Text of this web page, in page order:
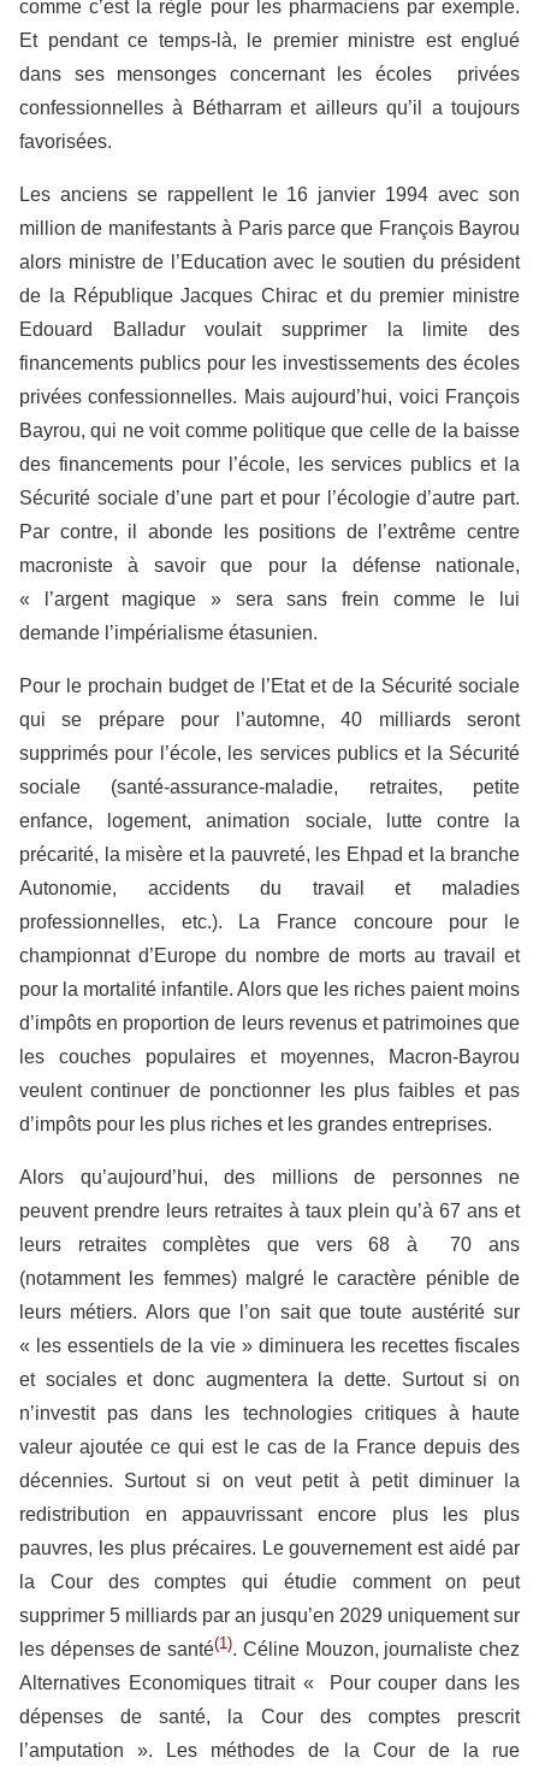
comme c’est la règle pour les pharmaciens par exemple.
Et pendant ce temps-là, le premier ministre est englué
dans ses mensonges concernant les écoles privées
confessionnelles à Bétharram et ailleurs qu’il a toujours
favorisées.
Les anciens se rappellent le 16 janvier 1994 avec son
million de manifestants à Paris parce que François Bayrou
alors ministre de l’Education avec le soutien du président
de la République Jacques Chirac et du premier ministre
Edouard Balladur voulait supprimer la limite des
financements publics pour les investissements des écoles
privées confessionnelles. Mais aujourd’hui, voici François
Bayrou, qui ne voit comme politique que celle de la baisse
des financements pour l’école, les services publics et la
Sécurité sociale d’une part et pour l’écologie d’autre part.
Par contre, il abonde les positions de l’extrême centre
macroniste à savoir que pour la défense nationale,
« l’argent magique » sera sans frein comme le lui
demande l’impérialisme étasunien.
Pour le prochain budget de l’Etat et de la Sécurité sociale
qui se prépare pour l’automne, 40 milliards seront
supprimés pour l’école, les services publics et la Sécurité
sociale (santé-assurance-maladie, retraites, petite
enfance, logement, animation sociale, lutte contre la
précarité, la misère et la pauvreté, les Ehpad et la branche
Autonomie, accidents du travail et maladies
professionnelles, etc.). La France concoure pour le
championnat d’Europe du nombre de morts au travail et
pour la mortalité infantile. Alors que les riches paient moins
d’impôts en proportion de leurs revenus et patrimoines que
les couches populaires et moyennes, Macron-Bayrou
veulent continuer de ponctionner les plus faibles et pas
d’impôts pour les plus riches et les grandes entreprises.
Alors qu’aujourd’hui, des millions de personnes ne
peuvent prendre leurs retraites à taux plein qu’à 67 ans et
leurs retraites complètes que vers 68 à 70 ans
(notamment les femmes) malgré le caractère pénible de
leurs métiers. Alors que l’on sait que toute austérité sur
« les essentiels de la vie » diminuera les recettes fiscales
et sociales et donc augmentera la dette. Surtout si on
n’investit pas dans les technologies critiques à haute
valeur ajoutée ce qui est le cas de la France depuis des
décennies. Surtout si on veut petit à petit diminuer la
redistribution en appauvrissant encore plus les plus
pauvres, les plus précaires. Le gouvernement est aidé par
la Cour des comptes qui étudie comment on peut
supprimer 5 milliards par an jusqu’en 2029 uniquement sur
les dépenses de santé(1). Céline Mouzon, journaliste chez
Alternatives Economiques titrait « Pour couper dans les
dépenses de santé, la Cour des comptes prescrit
l’amputation ». Les méthodes de la Cour de la rue